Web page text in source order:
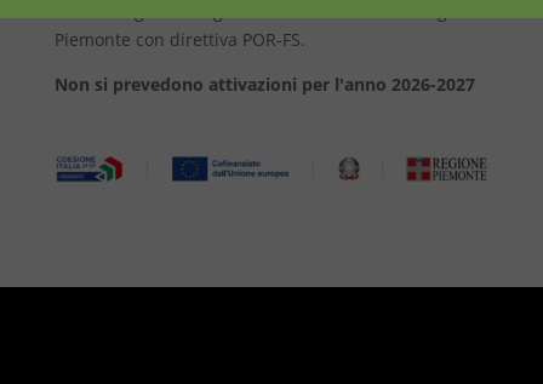
Piemonte con direttiva POR-FS.
Non si prevedono attivazioni per l'anno 2026-2027